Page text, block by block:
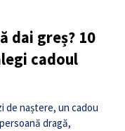
dai greș? 10
cadoul
de naștere, un cadou
dragă,